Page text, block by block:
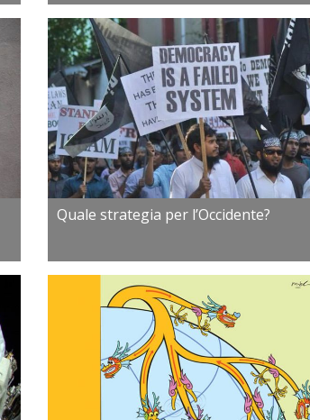
Quale strategia per l’Occidente?